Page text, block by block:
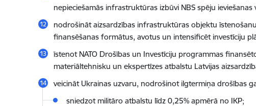
nepieciešamās infrastruktūras izbūvi NBS spēju
nodrošināt aizsardzības infrastruktūras objektu
finansēšanas formātus, avotus un intensificēt investīciju
īstenot NATO Drošības un Investīciju programmas
materiāltehnisku un ekspertīzes atbalstu Latvijas
veicināt Ukrainas uzvaru, nodrošinot ilgtermiņa drošības
sniedzot militāro atbalstu līdz 0,25% apmērā no IKP;